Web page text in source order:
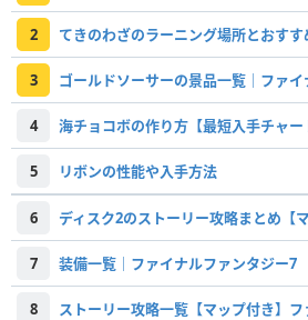
2 てきのわざのラーニング場所とおすす
3 ゴールドソーサーの景品一覧｜ファ
4
5 リボンの性能や入手方法
6
7 装備一覧｜ファイナルファンタジー7
8 ストーリー攻略一覧【マップ付き】